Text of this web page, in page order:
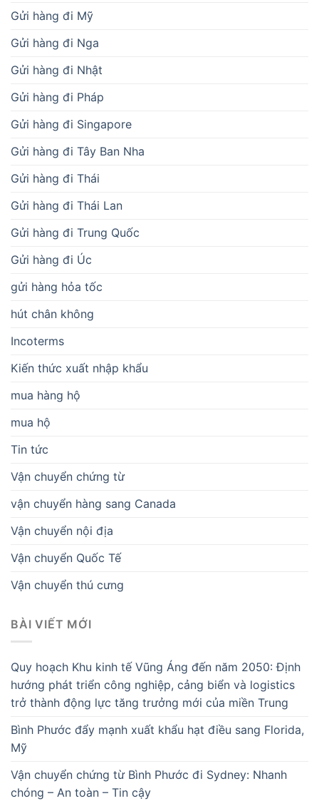
Gửi hàng đi Mỹ
Gửi hàng đi Nga
Gửi hàng đi Nhật
Gửi hàng đi Pháp
Gửi hàng đi Singapore
Gửi hàng đi Tây Ban Nha
Gửi hàng đi Thái
Gửi hàng đi Thái Lan
Gửi hàng đi Trung Quốc
Gửi hàng đi Úc
gửi hàng hỏa tốc
hút chân không
Incoterms
Kiến thức xuất nhập khẩu
mua hàng hộ
mua hộ
Tin tức
Vận chuyển chứng từ
vận chuyển hàng sang Canada
Vận chuyển nội địa
Vận chuyển Quốc Tế
Vận chuyển thú cưng
BÀI VIẾT MỚI
Quy hoạch Khu kinh tế Vũng Áng đến năm 2050: Định
hướng phát triển công nghiệp, cảng biển và logistics
trở thành động lực tăng trưởng mới của miền Trung
Bình Phước đẩy mạnh xuất khẩu hạt điều sang Florida,
Mỹ
Vận chuyển chứng từ Bình Phước đi Sydney: Nhanh
chóng – An toàn – Tin cậy